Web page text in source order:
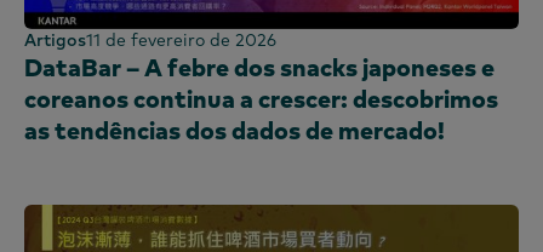
Artigos11 de fevereiro de 2026
DataBar – A febre dos snacks japoneses e
coreanos continua a crescer: descobrimos
as tendências dos dados de mercado!